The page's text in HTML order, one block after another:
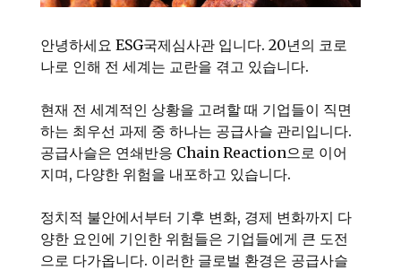
안녕하세요 ESG국제심사관 입니다. 20년의 코로
나로 인해 전 세계는 교란을 겪고 있습니다.
현재 전 세계적인 상황을 고려할 때 기업들이 직면
하는 최우선 과제 중 하나는 공급사슬 관리입니다.
공급사슬은 연쇄반응 Chain Reaction으로 이어
지며, 다양한 위험을 내포하고 있습니다.
정치적 불안에서부터 기후 변화, 경제 변화까지 다
양한 요인에 기인한 위험들은 기업들에게 큰 도전
으로 다가옵니다. 이러한 글로벌 환경은 공급사슬